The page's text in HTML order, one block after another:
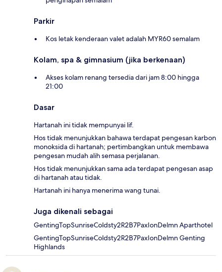
Parkir
Kos letak kenderaan valet adalah MYR60 semalam
Kolam, spa & gimnasium (jika berkenaan)
Akses kolam renang tersedia dari jam 8:00 hingga
21:00
Dasar
Hartanah ini tidak mempunyai lif.
Hos tidak menunjukkan bahawa terdapat pengesan karbon
monoksida di hartanah; pertimbangkan untuk membawa
pengesan mudah alih semasa perjalanan.
Hos tidak menunjukkan sama ada terdapat pengesan asap
di hartanah atau tidak.
Hartanah ini hanya menerima wang tunai.
Juga dikenali sebagai
GentingTopSunriseColdsty2R2B7PaxIonDelmn Aparthotel
GentingTopSunriseColdsty2R2B7PaxIonDelmn Genting
Highlands